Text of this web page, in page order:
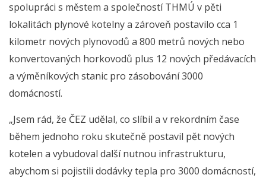
spolupráci s městem a společností THMÚ v pěti
lokalitách plynové kotelny a zároveň postavilo cca 1
kilometr nových plynovodů a 800 metrů nových nebo
konvertovaných horkovodů plus 12 nových předávacích
a výměníkových stanic pro zásobování 3000
domácností.
„Jsem rád, že ČEZ udělal, co slíbil a v rekordním čase
během jednoho roku skutečně postavil pět nových
kotelen a vybudoval další nutnou infrastrukturu,
abychom si pojistili dodávky tepla pro 3000 domácností,